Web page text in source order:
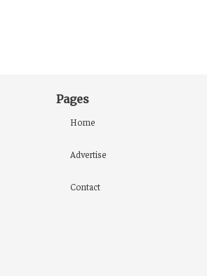
Pages
Home
Advertise
Contact